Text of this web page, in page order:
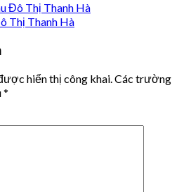
Đô Thị Thanh Hà
Thị Thanh Hà
hiển thị công khai. Các trường
*